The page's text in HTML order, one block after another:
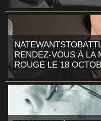
RENDEZ-VOUS À LA
ROUGE LE 18